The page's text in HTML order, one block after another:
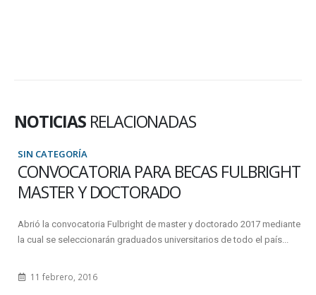
NOTICIAS RELACIONADAS
SIN CATEGORÍA
CONVOCATORIA PARA BECAS FULBRIGHT
MASTER Y DOCTORADO
Abrió la convocatoria Fulbright de master y doctorado 2017 mediante
la cual se seleccionarán graduados universitarios de todo el país...
11 febrero, 2016